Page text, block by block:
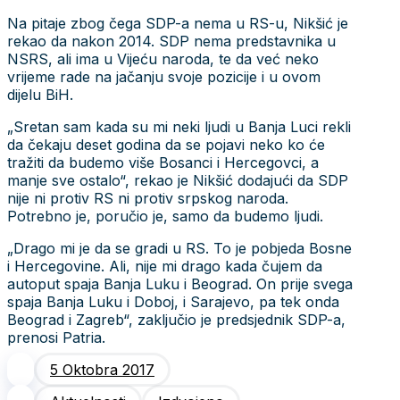
Na pitaje zbog čega SDP-a nema u RS-u, Nikšić je
rekao da nakon 2014. SDP nema predstavnika u
NSRS, ali ima u Vijeću naroda, te da već neko
vrijeme rade na jačanju svoje pozicije i u ovom
dijelu BiH.
„Sretan sam kada su mi neki ljudi u Banja Luci rekli
da čekaju deset godina da se pojavi neko ko će
tražiti da budemo više Bosanci i Hercegovci, a
manje sve ostalo“, rekao je Nikšić dodajući da SDP
nije ni protiv RS ni protiv srpskog naroda.
Potrebno je, poručio je, samo da budemo ljudi.
„Drago mi je da se gradi u RS. To je pobjeda Bosne
i Hercegovine. Ali, nije mi drago kada čujem da
autoput spaja Banja Luku i Beograd. On prije svega
spaja Banja Luku i Doboj, i Sarajevo, pa tek onda
Beograd i Zagreb“, zaključio je predsjednik SDP-a,
prenosi Patria.
5 Oktobra 2017